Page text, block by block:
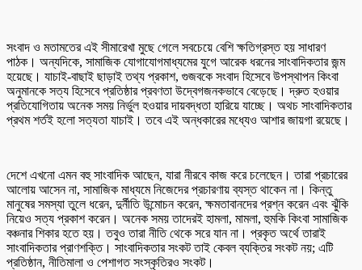
সংবাদ ও মতামতের এই সীমারেখা মুছে গেলে সবচেয়ে বেশি ক্ষতিগ্রস্ত হয় সাধারণ
পাঠক। অন্যদিকে, সামাজিক যোগাযোগমাধ্যমের যুগে আরেক ধরনের সাংবাদিকতার জন্ম
হয়েছে। যাচাই-বাছাই ছাড়াই তথ্য প্রকাশ, গুজবকে সংবাদ হিসেবে উপস্থাপন কিংবা
অনুমানকে সত্য হিসেবে প্রতিষ্ঠার প্রবণতা উদ্বেগজনকভাবে বেড়েছে। দ্রুত হওয়ার
প্রতিযোগিতায় অনেক সময় নির্ভুল হওয়ার দায়বদ্ধতা হারিয়ে যাচ্ছে। অথচ সাংবাদিকতার
প্রথম শর্তই হলো সত্যতা যাচাই। তবে এই অন্ধকারের মধ্যেও আশার জায়গা রয়েছে।
দেশে এখনো এমন বহু সাংবাদিক আছেন, যারা নীরবে কাজ করে চলেছেন। তারা প্রচারের
আলোয় আসেন না, সামাজিক মাধ্যমে নিজেদের প্রচারণায় ব্যস্ত থাকেন না। কিন্তু
মানুষের সমস্যা তুলে ধরেন, দুর্নীতি উন্মোচন করেন, ক্ষমতাবানদের প্রশ্ন করেন এবং ঝুঁকি
নিয়েও সত্য প্রকাশ করেন। অনেক সময় তাদেরই হামলা, মামলা, হুমকি কিংবা সামাজিক
বঞ্চনার শিকার হতে হয়। তবুও তারা নীতি থেকে সরে যান না। প্রকৃত অর্থে তারাই
সাংবাদিকতার প্রাণশক্তি। সাংবাদিকতার সংকট তাই কেবল ব্যক্তির সংকট নয়; এটি
প্রতিষ্ঠান, নীতিমালা ও পেশাগত সংস্কৃতিরও সংকট।